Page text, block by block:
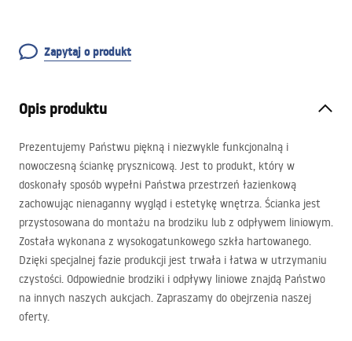
Zapytaj o produkt
Opis produktu
Prezentujemy Państwu piękną i niezwykle funkcjonalną i
nowoczesną ściankę prysznicową. Jest to produkt, który w
doskonały sposób wypełni Państwa przestrzeń łazienkową
zachowując nienaganny wygląd i estetykę wnętrza. Ścianka jest
przystosowana do montażu na brodziku lub z odpływem liniowym.
Została wykonana z wysokogatunkowego szkła hartowanego.
Dzięki specjalnej fazie produkcji jest trwała i łatwa w utrzymaniu
czystości. Odpowiednie brodziki i odpływy liniowe znajdą Państwo
na innych naszych aukcjach. Zapraszamy do obejrzenia naszej
oferty.